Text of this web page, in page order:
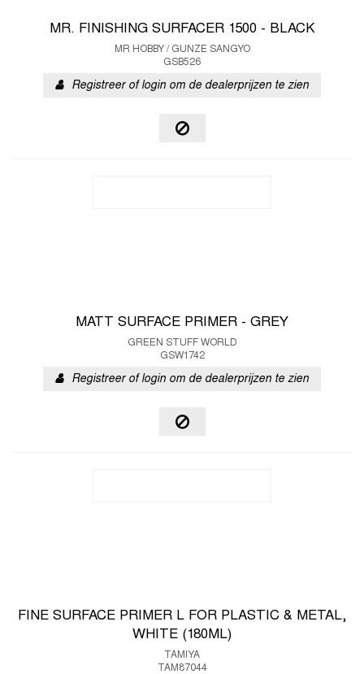
MR. FINISHING SURFACER 1500 - BLACK
MR HOBBY / GUNZE SANGYO
GSB526
Registreer of login om de dealerprijzen te zien
MATT SURFACE PRIMER - GREY
GREEN STUFF WORLD
GSW1742
Registreer of login om de dealerprijzen te zien
FINE SURFACE PRIMER L FOR PLASTIC & METAL,
WHITE (180ML)
TAMIYA
TAM87044